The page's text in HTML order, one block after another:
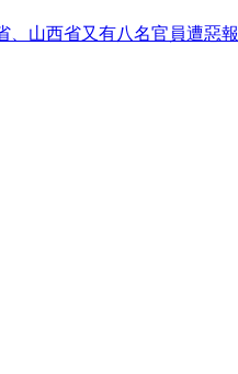
、山西省又有八名官員遭惡報